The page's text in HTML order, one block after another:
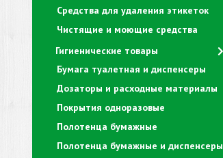
Средства для удаления этикеток
Чистящие и моющие средства
Гигиенические товары
Бумага туалетная и диспенсеры
Дозаторы и расходные материалы
Покрытия одноразовые
Полотенца бумажные
Полотенца бумажные и диспенсеры